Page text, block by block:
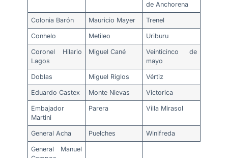
de Anchorena
Colonia Barón Mauricio Mayer Trenel
Conhelo Metileo Uriburu
Coronel Hilario
Lagos
Miguel Cané
Veinticinco de
mayo
Doblas Miguel Riglos Vértiz
Eduardo Castex Monte Nievas Victorica
Embajador
Martini
Parera Villa Mirasol
General Acha Puelches Winifreda
General Manuel